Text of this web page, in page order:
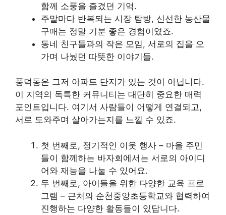
함께 소풍을 즐겼던 기억.
주말마다 반복되는 시장 탐방, 신선한 농산물
구매는 정말 기분 좋은 경험이였죠.
동네 친구들과의 작은 모임, 서로의 집을 오
가며 나눴던 따뜻한 이야기들.
풍덕동은 그저 아파트 단지가 있는 것이 아닙니다.
이 지역의 독특한 커뮤니티는 대단히 중요한 매력
포인트입니다. 여기서 사람들이 어떻게 연결되고,
서로 도와주며 살아가는지를 느낄 수 있죠.
첫 번째로, 정기적인 이웃 행사 – 마을 주민
들이 함께하는 바자회에서는 서로의 아이디
어와 재능을 나눌 수 있어요.
두 번째로, 아이들을 위한 다양한 교육 프로
그램 – 근처의 순천중앙초등학교와 협력하여
진행하는 다양한 활동들이 있답니다.